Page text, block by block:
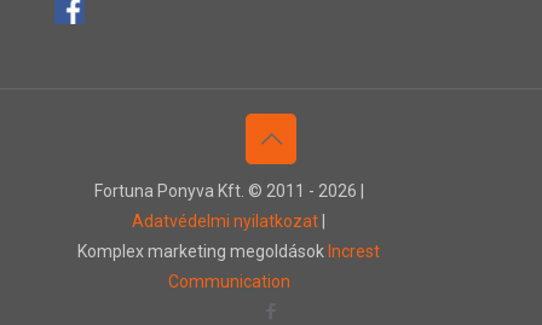
Fortuna Ponyva Kft. © 2011 - 2026 |
Adatvédelmi nyilatkozat
Komplex marketing megoldások Increst
Communication